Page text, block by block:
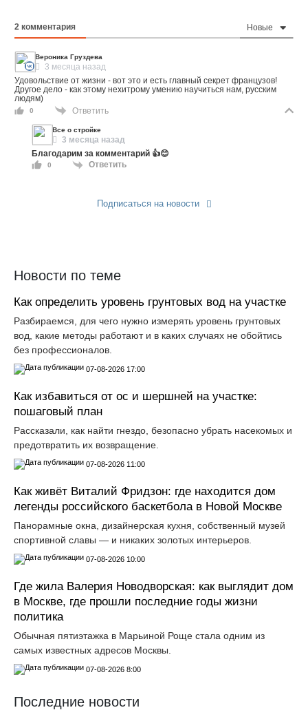
2 комментария Новые
Вероника Груздева
3 месяца назад
Удовольствие от жизни - вот это и есть главный секрет французов!
Другое дело - как этому нехитрому умению научиться нам, русским
людям)
0 Ответить
Все о стройке
3 месяца назад
Благодарим за комментарий 👍😊
0 Ответить
Подписаться на новости
Новости по теме
Как определить уровень грунтовых вод на участке
Разбираемся, для чего нужно измерять уровень грунтовых
вод, какие методы работают и в каких случаях не обойтись
без профессионалов.
07-08-2026 17:00
Как избавиться от ос и шершней на участке:
пошаговый план
Рассказали, как найти гнездо, безопасно убрать насекомых и
предотвратить их возвращение.
07-08-2026 11:00
Как живёт Виталий Фридзон: где находится дом
легенды российского баскетбола в Новой Москве
Панорамные окна, дизайнерская кухня, собственный музей
спортивной славы — и никаких золотых интерьеров.
07-08-2026 10:00
Где жила Валерия Новодворская: как выглядит дом
в Москве, где прошли последние годы жизни
политика
Обычная пятиэтажка в Марьиной Роще стала одним из
самых известных адресов Москвы.
07-08-2026 8:00
Последние новости